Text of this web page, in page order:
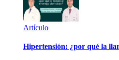
Artículo
Hipertensión: ¿por qué la